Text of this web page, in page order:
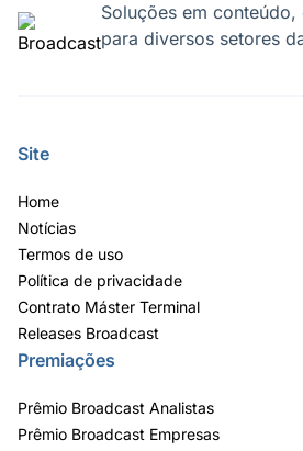
de
Em
Soluções em
para diversos setores
Site
Home
Notícias
Termos de uso
Política de privacidade
Contrato Máster Terminal
Releases Broadcast
Premiações
Prêmio Broadcast Analistas
Prêmio Broadcast Empresas